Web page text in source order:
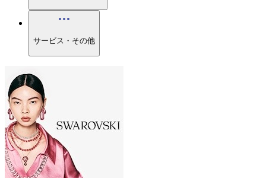
サービス・その他